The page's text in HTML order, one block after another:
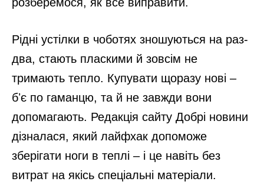
Рідні устілки в чоботях зношуються на раз-
два, стають пласкими й зовсім не
тримають тепло. Купувати щоразу нові –
бʼє по гаманцю, та й не завжди вони
допомагають. Редакція сайту Добрі новини
дізналася, який лайфхак допоможе
зберігати ноги в теплі – і це навіть без
витрат на якісь спеціальні матеріали.